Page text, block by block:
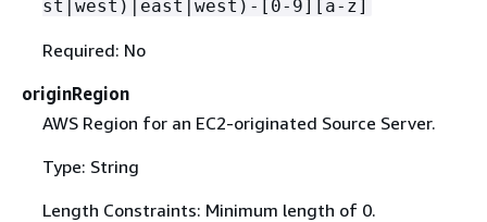
st|west)|east|west)-[0-9][a-z]
Required: No
originRegion
AWS Region for an EC2-originated Source Server.
Type: String
Length Constraints: Minimum length of 0.